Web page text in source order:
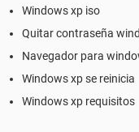
Windows xp iso
Quitar contraseña
Navegador para
Windows xp se reinicia
Windows xp requisitos